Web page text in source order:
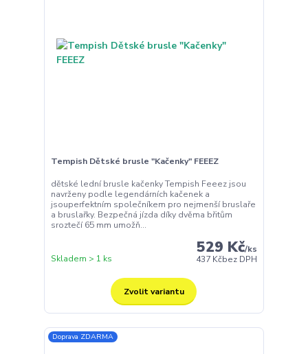
Tempish Dětské brusle "Kačenky" FEEEZ
dětské lední brusle kačenky Tempish Feeez jsou
navrženy podle legendárních kačenek a
jsouperfektním společníkem pro nejmenší bruslaře
a bruslařky. Bezpečná jízda díky dvěma břitům
sroztečí 65 mm umožň...
529 Kč/ks
437 Kčbez DPH
Skladem > 1 ks
Zvolit variantu
Doprava ZDARMA